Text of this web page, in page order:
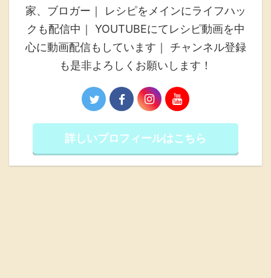
家、ブロガー｜ レシピをメインにライフハッ
クも配信中｜ YOUTUBEにてレシピ動画を中
心に動画配信もしています｜ チャンネル登録
も是非よろしくお願いします！
詳しいプロフィールはこちら